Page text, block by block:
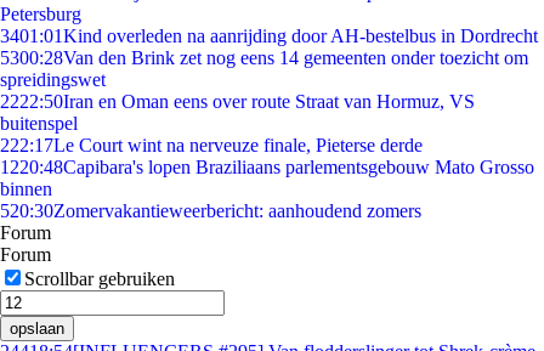
Petersburg
3401:01Kind overleden na aanrijding door AH-bestelbus in Dordrecht
5300:28Van den Brink zet nog eens 14 gemeenten onder toezicht om
spreidingswet
2222:50Iran en Oman eens over route Straat van Hormuz, VS
buitenspel
222:17Le Court wint na nerveuze finale, Pieterse derde
1220:48Capibara's lopen Braziliaans parlementsgebouw Mato Grosso
binnen
520:30Zomervakantieweerbericht: aanhoudend zomers
Forum
Forum
Scrollbar gebruiken
opslaan